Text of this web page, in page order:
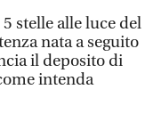
stelle alle luce del
nata a seguito
il deposito di
intenda